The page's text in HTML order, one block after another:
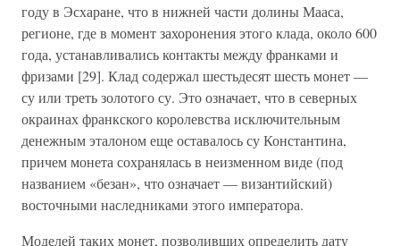
году в Эсхаране, что в нижней части долины Мааса,
регионе, где в момент захоронения этого клада, около 600
года, устанавливались контакты между франками и
фризами [29]. Клад содержал шестьдесят шесть монет —
су или треть золотого су. Это означает, что в северных
окраинах франкского королевства исключительным
денежным эталоном еще оставалось су Константина,
причем монета сохранялась в неизменном виде (под
названием «безан», что означает — византийский)
восточными наследниками этого императора.
Моделей таких монет, позволивших определить дату